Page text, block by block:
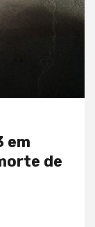
em
de